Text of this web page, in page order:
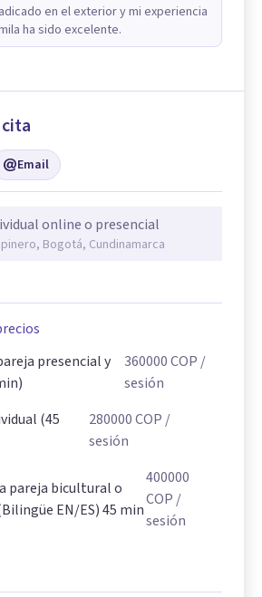
en el exterior y mi experiencia
ha sido excelente.
Email
online o presencial
Bogotá, Cundinamarca
presencial y
360000COP /
sesión
(45
280000COP /
sesión
pareja bicultural o
EN/ES) 45 min
400000
COP /
sesión